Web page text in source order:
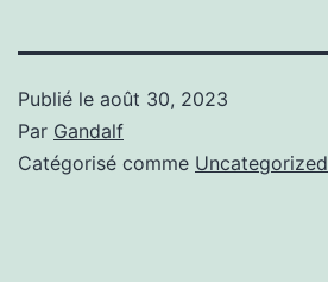
Publié le août 30, 2023
Par Gandalf
Catégorisé comme Uncategorized